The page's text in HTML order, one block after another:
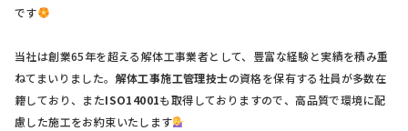
です
当社は創業65年を超える解体工事業者として、豊富な経験と実績を積み重
ねてまいりました。 解体工事施工管理技士の資格を保有する社員が多数在
籍しており、またISO14001も取得しておりますので、高品質で環境に配
慮した施工をお約束いたします